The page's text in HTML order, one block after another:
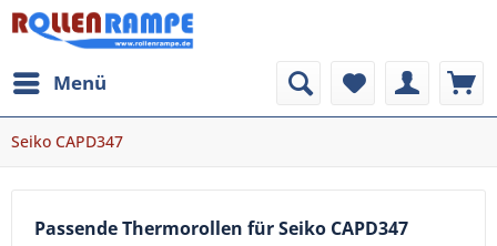
Menü
Seiko CAPD347
Passende Thermorollen für Seiko CAPD347